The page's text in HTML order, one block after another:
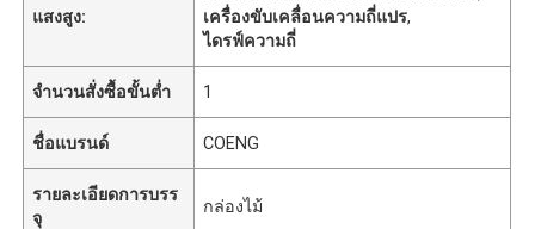
แสงสูง:
เครื่องขับเคลื่อนความถี่แปร,
ไดรฟ์ความถี่
จำนวนสั่งซื้อขั้นต่ำ 1
ชื่อแบรนด์ COENG
รายละเอียดการบรร
จุ
กล่องไม้